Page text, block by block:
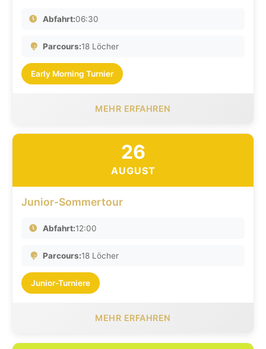
Abfahrt:06:30
Parcours:18 Löcher
Early Morning Turnier
MEHR ERFAHREN
26
AUGUST
Junior-Sommertour
Abfahrt:12:00
Parcours:18 Löcher
Junior-Turniere
MEHR ERFAHREN